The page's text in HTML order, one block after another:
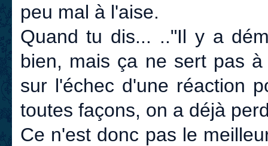
peu mal à l'aise.
Quand tu dis... .."Il y a
bien, mais ça ne sert pas
sur l'échec d'une réaction
toutes façons, on a déjà
Ce n'est donc pas le